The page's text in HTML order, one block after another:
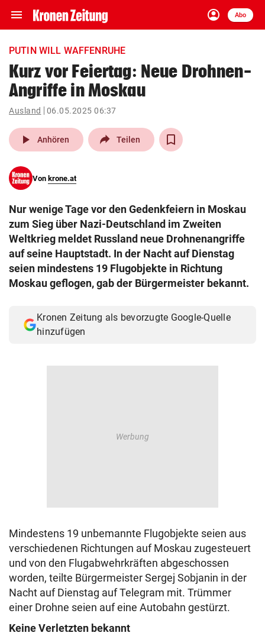
menu Navigation
ein-/ausklappen
account_circle
Anmelden
Abo
close Schließen
account_circle Anmelden
pin_drop
Wien arrow_right
search
eingeben
© Krone Multimedia GmbH & Co KG 2026
Muthgasse 2, 1190 Wien
PUTIN WILL WAFFENRUHE
Kurz vor Feiertag: Neue Drohnen-
Angriffe in Moskau
Ausland 06.05.2025 06:37
play_arrow Anhören Teilen
Von krone.at
Nur wenige Tage vor den Gedenkfeiern in Moskau
zum Sieg über Nazi-Deutschland im Zweiten
Weltkrieg meldet Russland neue Drohnenangriffe
auf seine Hauptstadt. In der Nacht auf Dienstag
seien mindestens 19 Flugobjekte in Richtung
Moskau geflogen, gab der Bürgermeister bekannt.
Kronen Zeitung als bevorzugte Google-Quelle
hinzufügen
Mindestens 19 unbemannte Flugobjekte seien aus
verschiedenen Richtungen auf Moskau zugesteuert
und von den Flugabwehrkräften abgeschossen
worden, teilte Bürgermeister Sergej Sobjanin in der
Nacht auf Dienstag auf Telegram mit. Trümmer
einer Drohne seien auf eine Autobahn gestürzt.
Keine Verletzten bekannt